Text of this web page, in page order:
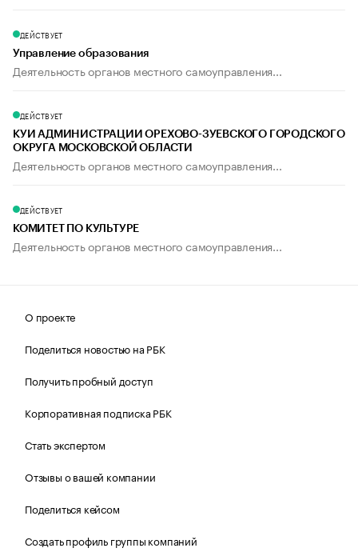
ДЕЙСТВУЕТ
Управление образования
Деятельность органов местного самоуправления...
ДЕЙСТВУЕТ
КУИ АДМИНИСТРАЦИИ ОРЕХОВО-ЗУЕВСКОГО ГОРОДСКОГО
ОКРУГА МОСКОВСКОЙ ОБЛАСТИ
Деятельность органов местного самоуправления...
ДЕЙСТВУЕТ
КОМИТЕТ ПО КУЛЬТУРЕ
Деятельность органов местного самоуправления...
О проекте
Поделиться новостью на РБК
Получить пробный доступ
Корпоративная подписка РБК
Стать экспертом
Отзывы о вашей компании
Поделиться кейсом
Создать профиль группы компаний